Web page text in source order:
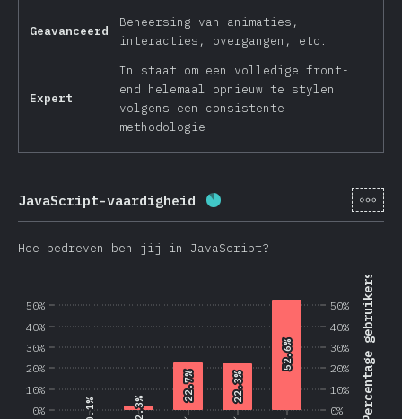
Geavanceerd
Beheersing van animaties,
interacties, overgangen, etc.
Expert
In staat om een volledige front-
end helemaal opnieuw te stylen
volgens een consistente
methodologie
JavaScript-vaardigheid Voltooiingspercentage:[nl-
Hoe bedreven ben jij in JavaScript?
0%
10%
20%
30%
40%
50% Percentage gebruikers
0%
10%
20%
30%
40%
50%
0.1%
0.1% 2.3%
2.3%
22.7%
22.7% 22.3%
22.3%
52.6%
52.6%